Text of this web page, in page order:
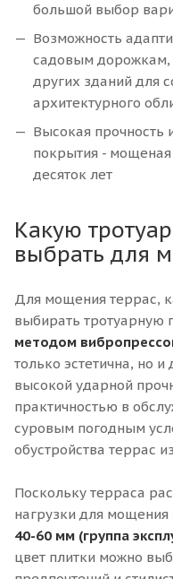
большой выбор
Возможность
садовым
других зданий для
архитектурного
Высокая прочность
покрытия -
десяток лет
Какую
выбрать для
Для мощения террас,
выбирать тротуарную
методом
только эстетична, но и
высокой ударной
практичностью в
суровым погодным
обустройства террас
Поскольку терраса
нагрузки для мощения
40-60 мм (группа
цвет плитки можно